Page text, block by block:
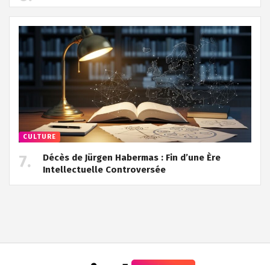
CULTURE
Décès de Jürgen Habermas : Fin d’une Ère
Intellectuelle Controversée